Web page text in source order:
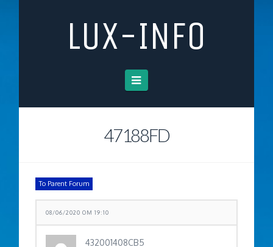
LUX-INFO
Navigation
47188FD
To Parent Forum
08/06/2020 OM 19:10
432001408CB5